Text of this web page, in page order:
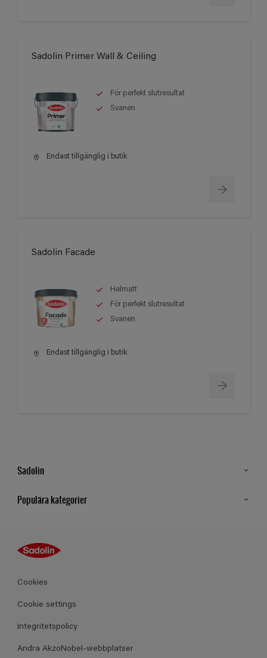
Sadolin Primer Wall & Ceiling
För perfekt slutresultat
Svanen
Endast tillgänglig i butik
Sadolin Facade
Helmatt
För perfekt slutresultat
Svanen
Endast tillgänglig i butik
Sadolin
Populära kategorier
Guides
Kulörer
Produkter
Cookies
Cookie settings
Integritetspolicy
Andra AkzoNobel-webbplatser